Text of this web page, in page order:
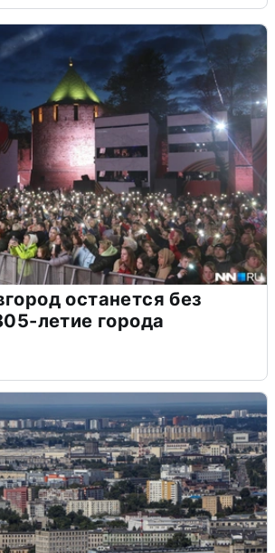
останется без
летие города